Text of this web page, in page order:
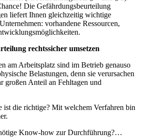
Die Gefährdungsbeurteilung
liefert Ihnen gleichzeitig wichtige
vorhandene Ressourcen,
rechtssicher umsetzen
am Arbeitsplatz sind im Betrieb genauso
Belastungen, denn sie verursachen
großen Anteil an Fehltagen und
ist die richtige? Mit welchem Verfahren bin
Know-how zur Durchführung?…